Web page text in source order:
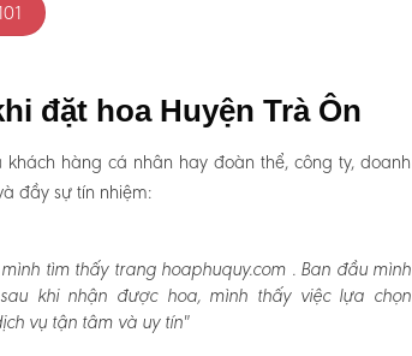
đặt hoa Huyện Trà Ôn
hàng cá nhân hay đoàn thể, công ty, doanh
đầy sự tín nhiệm:
tìm thấy trang hoaphuquy.com . Ban đầu mình
khi nhận được hoa, mình thấy việc lựa chọn
vụ tận tâm và uy tín"